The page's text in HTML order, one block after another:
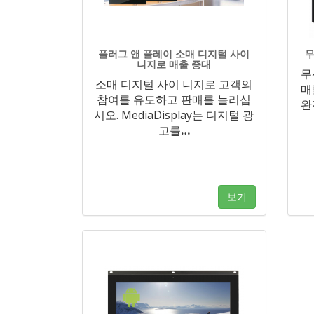
플러그 앤 플레이 소매 디지털 사이
니지로 매출 증대
소매 디지털 사이 니지로 고객의
참여를 유도하고 판매를 늘리십
시오. MediaDisplay는 디지털 광
고를…
보기